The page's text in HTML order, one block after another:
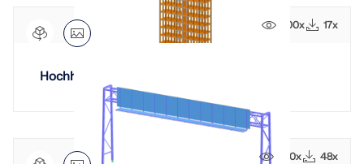
200x 17x
Hochhaus aus Holz
290x 48x